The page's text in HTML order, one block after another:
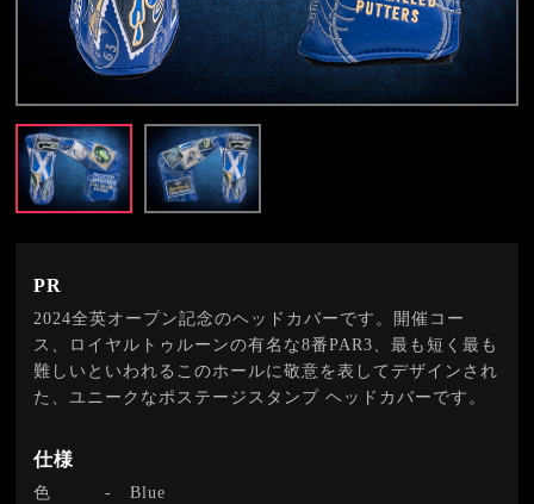
PR
2024全英オープン記念のヘッドカバーです。開催コー
ス、ロイヤルトゥルーンの有名な8番PAR3、最も短く最も
難しいといわれるこのホールに敬意を表してデザインされ
た、ユニークなポステージスタンプ ヘッドカバーです。
仕様
色 -Blue